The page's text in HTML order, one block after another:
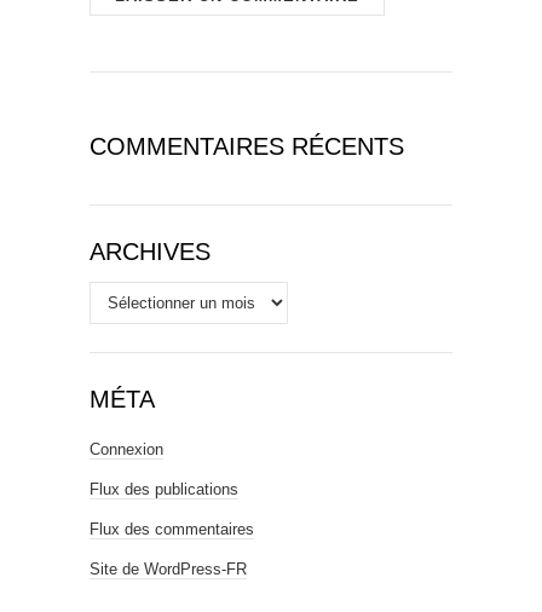
COMMENTAIRES RÉCENTS
ARCHIVES
Archives
MÉTA
Connexion
Flux des publications
Flux des commentaires
Site de WordPress-FR